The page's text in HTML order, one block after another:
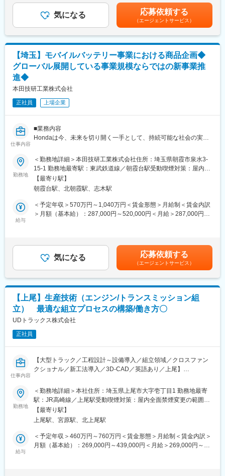
ポジションに関しては個々の能力や指向に合わせアサインさせて
いただく予定です。
け、事業推進を行って頂きます。
海外現法窓口担当（インド、インドネシア、ベトナム、タイ、欧
州、アメリカ etc）として、 海外現法からの供給要望の整理～受
本側からサポートできる事案を整理して、事業推進を行っていた
らで事業を推進していくことができ、手触り感のある事業に携わ
ることができます。
反映し、企画につなげることが可能です。
◎国内外でのビジネス展開を進めており、グローバルビジネスに
携わることが叶います。
◎モノ売りではなく、コト売りの推進によって、Hondaにおける
ル展開している事業規模ならではの新事業推進を体感できます。
上下する可能性があります。月給(月額)は固定手当を含めた表記で
す。
気になる 応募依頼する
（エージェントサービス）
【埼玉】モバイルバッテリー事業における商品企画◆
グローバル展開している事業規模ならではの新事業推
進◆
本田技研工業株式会社
正社員 上場企業
仕事内容
■業務内容
Hondaは今、未来を切り開く一手として、持続可能な社会の実現
合に取り組んでいます。
現在わたしたちは“Honda Mobile Power Pack”（=MPP）の事業を
通じ、モビリティを中心とした製品の電動化促進に取り組んでい
ます。
電動化で世界を変える仕事に挑戦してみませんか。
■具体的には
ップデートを推進していただきます。
また、1年～2年後に必要な顧客ニーズを予測し、上記製品の企画
今までは二輪車のグローバルトップ級シェアメーカーとして
Hondaのモビリティを世界のお客様に提供していましたが、今度
はその技術を活かした交換式バッテリーパックを搭載する製品を
開発していただけるOEMへ拡販するという社内でも新しい取り組
みをしている部署です。
事業全体の管理が組織内で完結し、手触り感のある事業に携わる
ことが可能です。
Honda社内で様々な営業経験を積んだメンバーから学びながらス
キル獲得できるポジションです。
◎まだまだ未開の新しい領域に対してアイディアを反映させなが
ら事業を推進していくことができ、手触り感のある事業に携わる
ことができます。
◎既存のMPP搭載機器を販売中のクライアントの声を商品開発に
◎国内外でのビジネス展開を進めており、グローバルビジネスに
携わることが叶います。
勤務地
＜勤務地詳細＞本田技研工業株式会社住所：埼玉県朝霞市泉水3-
15-1 勤務地最寄駅：東武鉄道線／朝霞台駅受動喫煙対策：屋内全
面禁煙変更の範囲：会社の定める事業所（リモートワーク含む）
【最寄り駅】
朝霞台駅、北朝霞駅、志木駅
給与
＜予定年収＞570万円～1,040万円＜賃金形態＞月給制＜賃金内訳
＞月額（基本給）：287,000円～520,000円＜月給＞287,000円～
上下する可能性があります。月給(月額)は固定手当を含めた表記で
す。
気になる 応募依頼する
（エージェントサービス）
【上尾】生産技術（エンジン/トランスミッション組
立） 最適な組立プロセスの構築/働き方〇
UDトラックス株式会社
正社員
仕事内容
【大型トラック／工程設計～設備導入／組立領域／クロスファン
クショナル／新工法導入／3D-CAD／英語あり／上尾】
■業務内容：本ポジションでは、エンジンおよびトランスミッショ
ン組立に関わる生産技術業務を担当いただきます。量産品の設計
変更対応から新製品の立上げ準備、新技術・新工法の開発まで、
幅広い業務を通じて生産現場の競争力向上に貢献いただきます。
【業務詳細】
・量産品における設計変更管理、組立性評価、導入品質の確保
・新製品における工程計画、投資計画、生産立上げ準備
勤務地
＜勤務地詳細＞本社住所：埼玉県上尾市大字壱丁目1 勤務地最寄
駅：JR高崎線／上尾駅受動喫煙対策：屋内全面禁煙変更の範囲：
会社の定める事業所（リモートワーク含む）
【最寄り駅】
上尾駅、宮原駅、北上尾駅
給与
＜予定年収＞460万円～760万円＜賃金形態＞月給制＜賃金内訳＞
月額（基本給）：269,000円～439,000円＜月給＞269,000円～